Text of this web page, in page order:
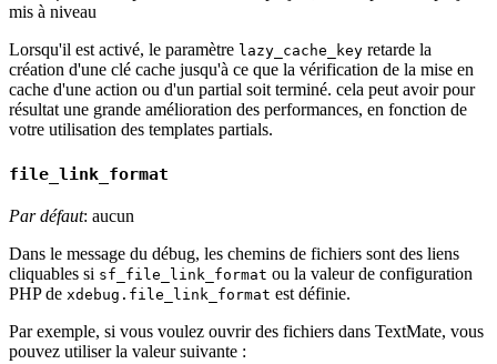
mis à niveau
Lorsqu'il est activé, le paramètre lazy_cache_key retarde la
création d'une clé cache jusqu'à ce que la vérification de la mise en
cache d'une action ou d'un partial soit terminé. cela peut avoir pour
résultat une grande amélioration des performances, en fonction de
votre utilisation des templates partials.
file_link_format
Par défaut: aucun
Dans le message du débug, les chemins de fichiers sont des liens
cliquables si sf_file_link_format ou la valeur de configuration
PHP de xdebug.file_link_format est définie.
Par exemple, si vous voulez ouvrir des fichiers dans TextMate, vous
pouvez utiliser la valeur suivante :